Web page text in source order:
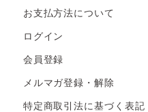
お支払方法について
ログイン
会員登録
メルマガ登録・解除
特定商取引法に基づく表記